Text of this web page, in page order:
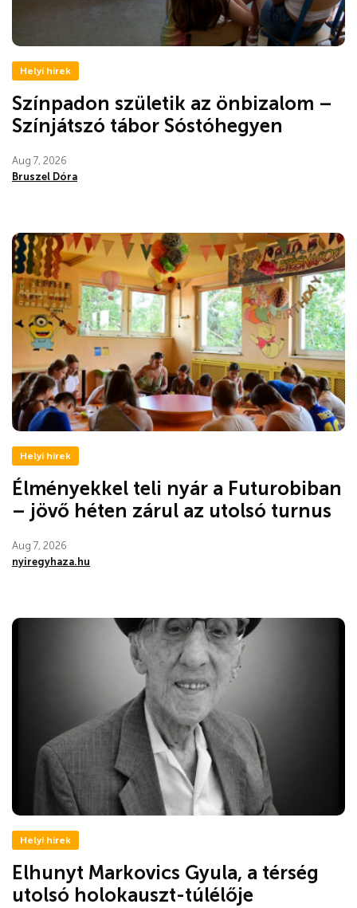
Helyi hírek
Színpadon születik az önbizalom –
Színjátszó tábor Sóstóhegyen
Aug 7, 2026
Bruszel Dóra
Helyi hírek
Élményekkel teli nyár a Futurobiban
– jövő héten zárul az utolsó turnus
Aug 7, 2026
nyiregyhaza.hu
Helyi hírek
Elhunyt Markovics Gyula, a térség
utolsó holokauszt-túlélője